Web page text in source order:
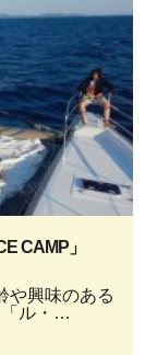
CAMP」
や興味のある
「ル・…